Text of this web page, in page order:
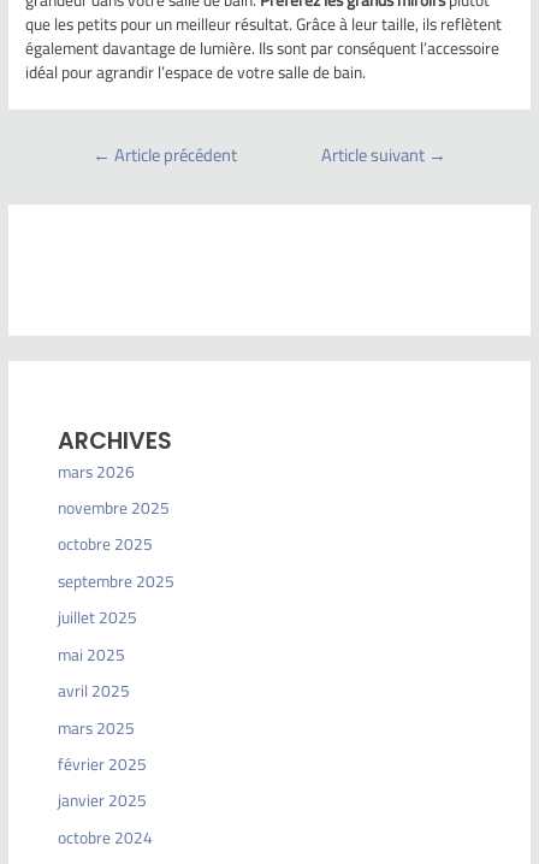
que les petits pour un meilleur résultat. Grâce à leur taille, ils reflètent
également davantage de lumière. Ils sont par conséquent l’accessoire
idéal pour agrandir l’espace de votre salle de bain.
← Article précédent Article suivant →
ARCHIVES
mars 2026
novembre 2025
octobre 2025
septembre 2025
juillet 2025
mai 2025
avril 2025
mars 2025
février 2025
janvier 2025
octobre 2024